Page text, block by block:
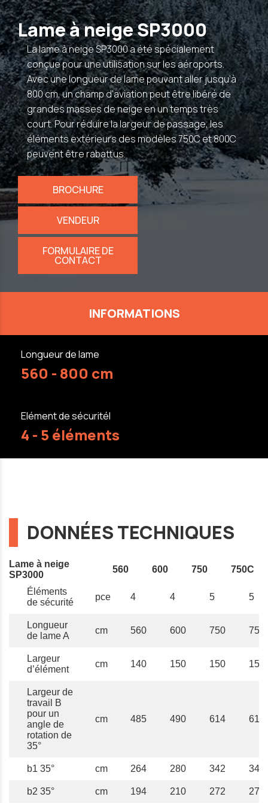
Lame à neige SP3000
La lame à neige SP3000 a été spécialement
conçue pour une utilisation sur les aéroports.
Avec une longueur de lame pouvant aller jusqu’à
800 cm, un champ d'aviation peut être libéré de
grandes masses de neige en un temps très
court. Pour réduire la largeur de passage, les
éléments extérieurs des modèles 750C et 800C
peuvent être rabattus.
BROCHURE
VENDEUR
FORMULAIRE DE
CONTACT
INFORMATIONS
Longueur de lame
560 - 800 cm
Elément de sécuritél
4 - 5 éléments
DONNÉES TECHNIQUES
Lame à neige
SP3000
560 600 750 750C
Éléments
de sécurité
pce 4 4 5 5
Longueur
de lame A
cm 560 600 750 750
Largeur
d’élément
cm 140 150 150 150
Largeur de
travail B
pour un
angle de
rotation de
35°
cm 485 490 614 614
b1 35° cm 264 280 342 342
b2 35° cm 194 210 272 272